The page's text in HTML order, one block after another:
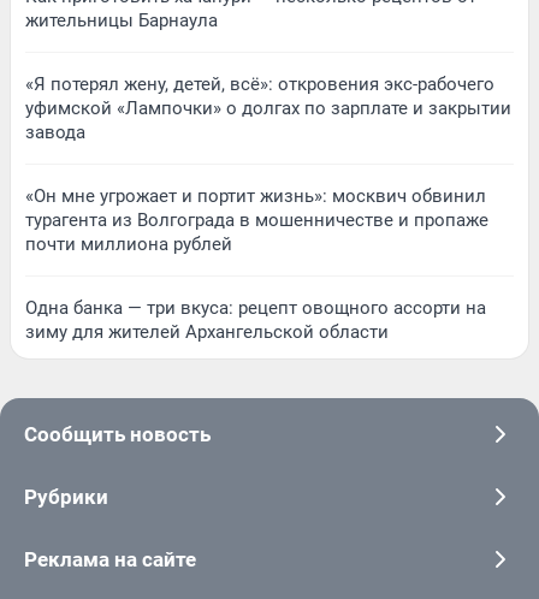
жительницы Барнаула
«Я потерял жену, детей, всё»: откровения экс-рабочего
уфимской «Лампочки» о долгах по зарплате и закрытии
завода
«Он мне угрожает и портит жизнь»: москвич обвинил
турагента из Волгограда в мошенничестве и пропаже
почти миллиона рублей
Одна банка — три вкуса: рецепт овощного ассорти на
зиму для жителей Архангельской области
Сообщить новость
Рубрики
Реклама на сайте